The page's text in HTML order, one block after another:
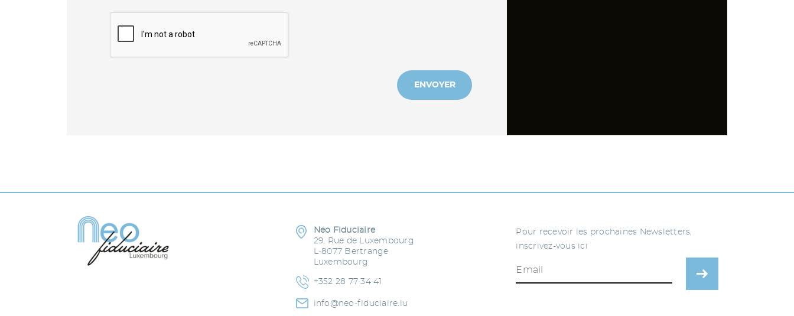
ENVOYER
Neo Fiduciaire
29, Rue de Luxembourg
L-8077 Bertrange
Luxembourg
+352 28 77 34 41
info@neo-fiduciaire.lu
Pour recevoir les prochaines Newsletters,
inscrivez-vous ici